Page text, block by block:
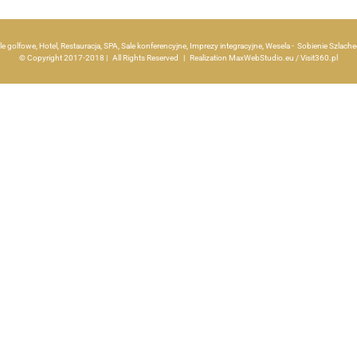
golfowe, Hotel, Restauracja, SPA, Sale konferencyjne, Imprezy integracyjne, Wesela - Sobienie
© Copyright 2017-2018 | All Rights Reserved | Realization MaxWebStudio.eu /Visit360.pl